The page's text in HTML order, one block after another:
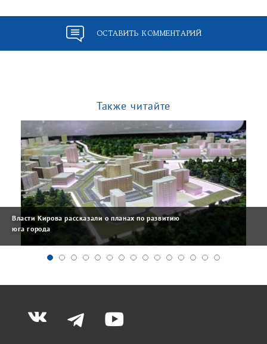
ОСТАВИТЬ КОММЕНТАРИЙ
Также читайте
Власти Кирова рассказали о планах по развитию
юга города